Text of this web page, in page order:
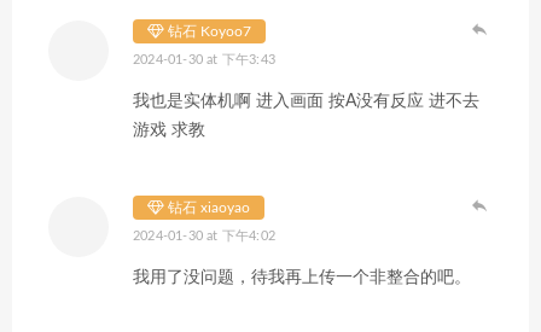
钻石 Koyoo7
2024-01-30 at 下午3:43
我也是实体机啊 进入画面 按A没有反应 进不去
游戏 求教
钻石 xiaoyao
2024-01-30 at 下午4:02
我用了没问题，待我再上传一个非整合的吧。